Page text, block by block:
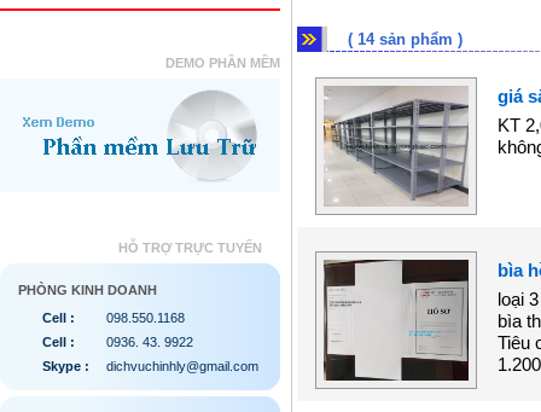
DEMO PHẦN MỀM
HỖ TRỢ TRỰC TUYẾN
PHÒNG KINH DOANH
Cell :
098.550.1168
Cell :
0936. 43. 9922
Skype :
dichvuchinhly@gmail.com
( 14sản phẩm )
giá
KT
bìa
loại
bìa
Tiêu